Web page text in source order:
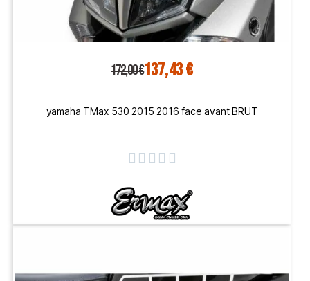
172,00 €137,43 €
yamaha TMax 530 2015 2016 face avant BRUT
    